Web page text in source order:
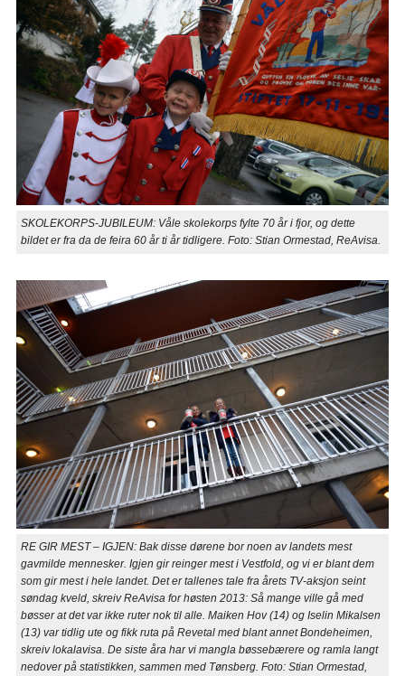
SKOLEKORPS-JUBILEUM: Våle skolekorps fylte 70 år i fjor, og dette
bildet er fra da de feira 60 år ti år tidligere. Foto: Stian Ormestad, ReAvisa.
RE GIR MEST – IGJEN: Bak disse dørene bor noen av landets mest
gavmilde mennesker. Igjen gir reinger mest i Vestfold, og vi er blant dem
som gir mest i hele landet. Det er tallenes tale fra årets TV-aksjon seint
søndag kveld, skreiv ReAvisa for høsten 2013: Så mange ville gå med
bøsser at det var ikke ruter nok til alle. Maiken Hov (14) og Iselin Mikalsen
(13) var tidlig ute og fikk ruta på Revetal med blant annet Bondeheimen,
skreiv lokalavisa. De siste åra har vi mangla bøssebærere og ramla langt
nedover på statistikken, sammen med Tønsberg. Foto: Stian Ormestad,